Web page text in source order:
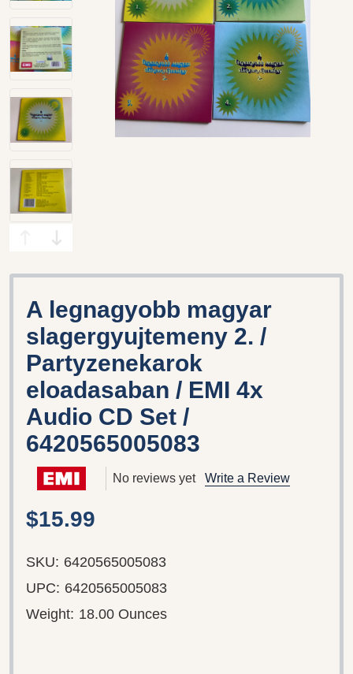
A legnagyobb magyar
slagergyujtemeny 2. /
Partyzenekarok
eloadasaban / EMI 4x
Audio CD Set /
6420565005083
No reviews yet Write a Review
$15.99
SKU: 6420565005083
UPC: 6420565005083
Weight: 18.00 Ounces